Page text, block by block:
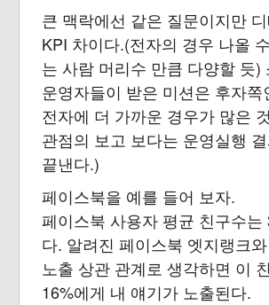
큰 맥락에선 같은 질문이지만
KPI 차이다.(전자의 경우 나올
는 사람 머리수 만큼 다양할 듯)
운영자들이 받은 미션은 후자쪽
전자에 더 가까운 경우가 많은
관점의 보고 보다는 운영실행
끝낸다.)
페이스북을 예를 들어 보자.
페이스북 사용자 평균 친구수는
다. 알려진 페이스북 엣지랭크
노출 상관 관계로 생각하면 이
16%에게 내 얘기가 노출된다.